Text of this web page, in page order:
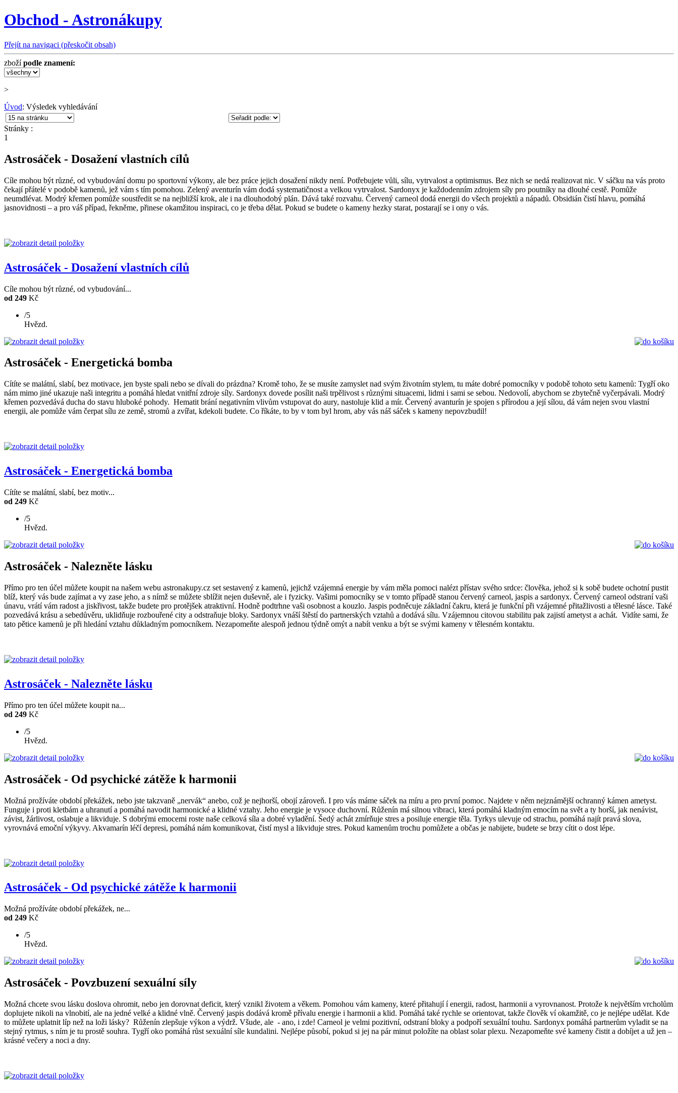
Obchod - Astronákupy
Přejít na navigaci (přeskočit obsah)
zbožípodle znamení:
>
Úvod: Výsledek vyhledávání
Stránky :
1
Astrosáček - Dosažení vlastních cílů
Cíle mohou být různé, od vybudování domu po sportovní výkony, ale bez práce jejich dosažení nikdy není. Potřebujete vůli, sílu, vytrvalost a optimismus. Bez nich se nedá realizovat nic. V sáčku na vás proto
čekají přátelé v podobě kamenů, jež vám s tím pomohou. Zelený aventurín vám dodá systematičnost a velkou vytrvalost. Sardonyx je každodenním zdrojem síly pro poutníky na dlouhé cestě. Pomůže
neumdlévat. Modrý křemen pomůže soustředit se na nejbližší krok, ale i na dlouhodobý plán. Dává také rozvahu. Červený carneol dodá energii do všech projektů a nápadů. Obsidián čistí hlavu, pomáhá
jasnovidnosti – a pro váš případ, řekněme, přinese okamžitou inspiraci, co je třeba dělat. Pokud se budete o kameny hezky starat, postarají se i ony o vás.
Astrosáček - Dosažení vlastních cílů
Cíle mohou být různé, od vybudování...
od 249 Kč
/5
Hvězd.
Astrosáček - Energetická bomba
Cítíte se malátní, slabí, bez motivace, jen byste spali nebo se dívali do prázdna? Kromě toho, že se musíte zamyslet nad svým životním stylem, tu máte dobré pomocníky v podobě tohoto setu kamenů: Tygří oko
nám mimo jiné ukazuje naši integritu a pomáhá hledat vnitřní zdroje síly. Sardonyx dovede posílit naši trpělivost s různými situacemi, lidmi i sami se sebou. Nedovolí, abychom se zbytečně vyčerpávali. Modrý
křemen pozvedává ducha do stavu hluboké pohody. Hematit brání negativním vlivům vstupovat do aury, nastoluje klid a mír. Červený avanturín je spojen s přírodou a její sílou, dá vám nejen svou vlastní
energii, ale pomůže vám čerpat sílu ze země, stromů a zvířat, kdekoli budete. Co říkáte, to by v tom byl hrom, aby vás náš sáček s kameny nepovzbudil!
Astrosáček - Energetická bomba
Cítíte se malátní, slabí, bez motiv...
od 249 Kč
/5
Hvězd.
Astrosáček - Nalezněte lásku
Přímo pro ten účel můžete koupit na našem webu astronakupy.cz set sestavený z kamenů, jejichž vzájemná energie by vám měla pomoci nalézt přístav svého srdce: člověka, jehož si k sobě budete ochotní pustit
blíž, který vás bude zajímat a vy zase jeho, a s nímž se můžete sblížit nejen duševně, ale i fyzicky. Vašimi pomocníky se v tomto případě stanou červený carneol, jaspis a sardonyx. Červený carneol odstraní vaši
únavu, vrátí vám radost a jiskřivost, takže budete pro protějšek atraktivní. Hodně podtrhne vaši osobnost a kouzlo. Jaspis podněcuje základní čakru, která je funkční při vzájemné přitažlivosti a tělesné lásce. Také
pozvedává krásu a sebedůvěru, uklidňuje rozbouřené city a odstraňuje bloky. Sardonyx vnáší štěstí do partnerských vztahů a dodává sílu. Vzájemnou citovou stabilitu pak zajistí ametyst a achát. Vidíte sami, že
tato pětice kamenů je při hledání vztahu důkladným pomocníkem. Nezapomeňte alespoň jednou týdně omýt a nabít venku a být se svými kameny v tělesném kontaktu.
Astrosáček - Nalezněte lásku
Přímo pro ten účel můžete koupit na...
od 249 Kč
/5
Hvězd.
Astrosáček - Od psychické zátěže k harmonii
Možná prožíváte období překážek, nebo jste takzvaně „nervák“ anebo, což je nejhorší, obojí zároveň. I pro vás máme sáček na míru a pro první pomoc. Najdete v něm nejznámější ochranný kámen ametyst.
Funguje i proti kletbám a uhranutí a pomáhá navodit harmonické a klidné vztahy. Jeho energie je vysoce duchovní. Růženín má silnou vibraci, která pomáhá kladným emocím na svět a ty horší, jak nenávist,
závist, žárlivost, oslabuje a likviduje. S dobrými emocemi roste naše celková síla a dobré vyladění. Šedý achát zmírňuje stres a posiluje energie těla. Tyrkys ulevuje od strachu, pomáhá najít pravá slova,
vyrovnává emoční výkyvy. Akvamarín léčí depresi, pomáhá nám komunikovat, čistí mysl a likviduje stres. Pokud kamenům trochu pomůžete a občas je nabijete, budete se brzy cítit o dost lépe.
Astrosáček - Od psychické zátěže k harmonii
Možná prožíváte období překážek, ne...
od 249 Kč
/5
Hvězd.
Astrosáček - Povzbuzení sexuální síly
Možná chcete svou lásku doslova ohromit, nebo jen dorovnat deficit, který vznikl životem a věkem. Pomohou vám kameny, které přitahují í energii, radost, harmonii a vyrovnanost. Protože k největším vrcholům
doplujete nikoli na vlnobití, ale na jedné velké a klidné vlně. Červený jaspis dodává kromě přívalu energie i harmonii a klid. Pomáhá také rychle se orientovat, takže člověk ví okamžitě, co je nejlépe udělat. Kde
to můžete uplatnit líp než na loži lásky? Růženín zlepšuje výkon a výdrž. Všude, ale - ano, i zde! Carneol je velmi pozitivní, odstraní bloky a podpoří sexuální touhu. Sardonyx pomáhá partnerům vyladit se na
stejný rytmus, s ním je tu prostě souhra. Tygří oko pomáhá růst sexuální síle kundalini. Nejlépe působí, pokud si jej na pár minut položíte na oblast solar plexu. Nezapomeňte své kameny čistit a dobíjet a už jen –
krásné večery a noci a dny.